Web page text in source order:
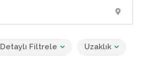
Detaylı Filtrele Uzaklık